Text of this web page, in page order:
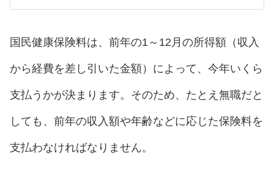
国民健康保険料は、前年の1～12月の所得額（収入
から経費を差し引いた金額）によって、今年いくら
支払うかが決まります。そのため、たとえ無職だと
しても、前年の収入額や年齢などに応じた保険料を
支払わなければなりません。